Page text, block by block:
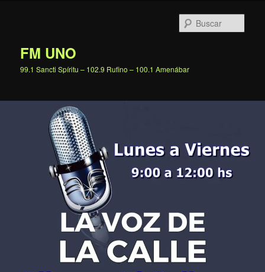
FM UNO
99.1 Sancti Spíritu – 102.9 Rufino – 100.1 Amenábar